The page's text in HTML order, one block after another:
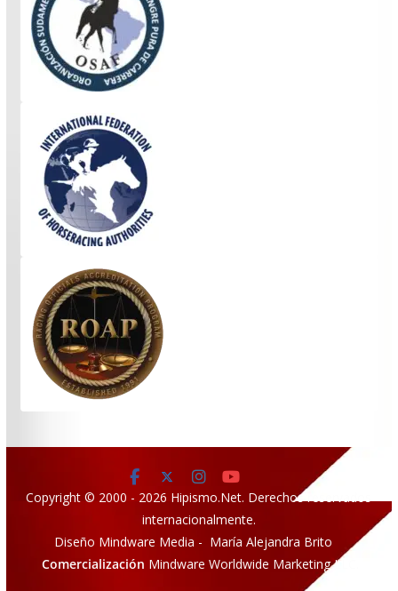
Copyright © 2000 - 2026 Hipismo.Net. Derechos reservados
internacionalmente.
Diseño Mindware Media - María Alejandra Brito
Comercialización Mindware Worldwide Marketing LLC.